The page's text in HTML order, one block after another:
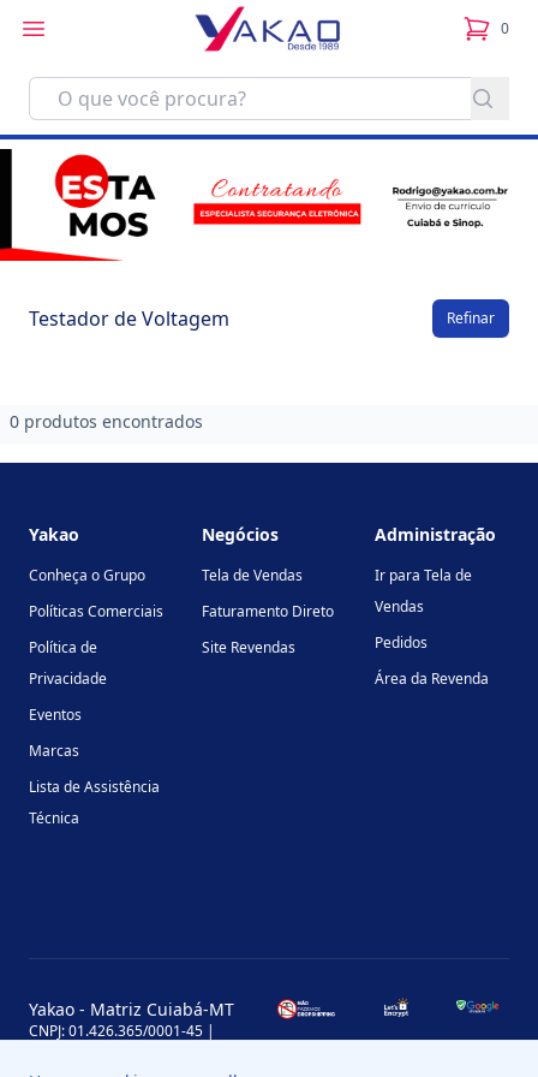
0
itens
Testador de Voltagem Refinar
0 produtos encontrados
Yakao
Conheça o Grupo
Políticas Comerciais
Política de
Privacidade
Eventos
Marcas
Lista de Assistência
Técnica
Negócios
Tela de Vendas
Faturamento Direto
Site Revendas
Administração
Ir para Tela de
Vendas
Pedidos
Área da Revenda
Yakao - Matriz Cuiabá-MT
CNPJ: 01.426.365/0001-45 |